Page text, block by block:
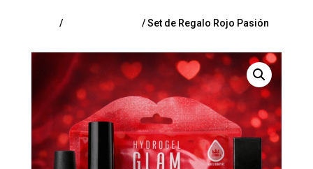
/ / Set de Regalo Rojo Pasión